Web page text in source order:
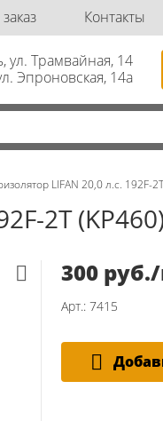
Контакты
ул. Трамвайная, 14
Эпроновская, 14а
LIFAN 20,0 л.с. 192F-
2T
300
Арт.: 7415